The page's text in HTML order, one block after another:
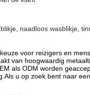
naadloos wasblikje,
voor reizigers en
van hoogwaardig
als ODM worden
u op zoek bent naar